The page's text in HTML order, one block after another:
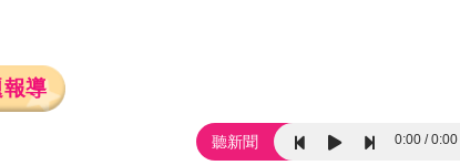
導
聽新聞 0:00 0:00